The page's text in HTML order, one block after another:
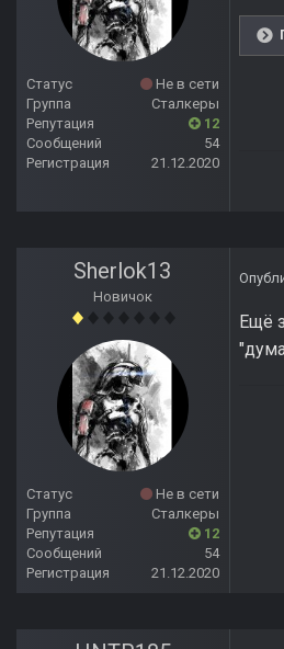
Статус
Не в сети
Группа
Сталкеры
Репутация
12
Сообщений
54
Регистрация
21.12.2020
Sherlok13
Новичок
Статус
Не в сети
Группа
Сталкеры
Репутация
12
Сообщений
54
Регистрация
21.12.2020
Ещё